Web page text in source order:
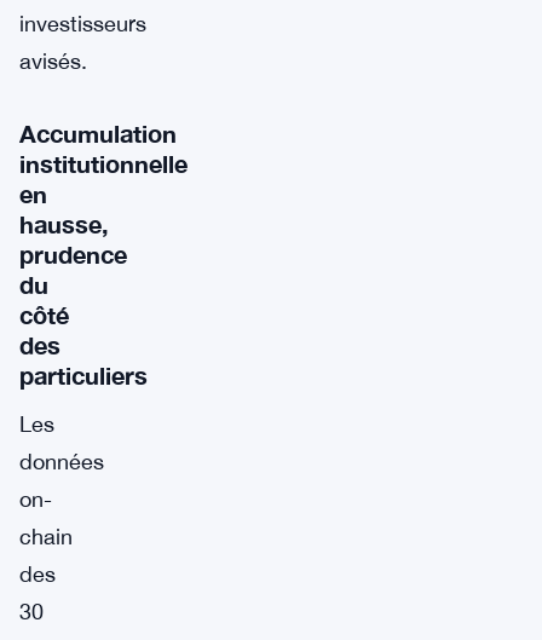
investisseurs
avisés.
Accumulation
institutionnelle
en
hausse,
prudence
du
côté
des
particuliers
Les
données
on-
chain
des
30